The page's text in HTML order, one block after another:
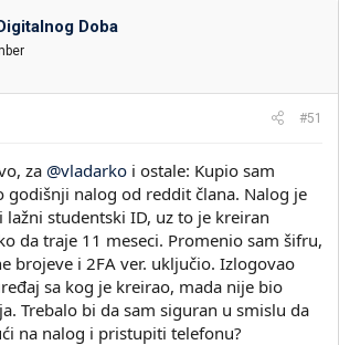
o
e
j
a
Doba
#51
za @vladarko i ostale: Kupio sam
godišnji nalog od reddit člana. Nalog je
lažni studentski ID, uz to je kreiran
da traje 11 meseci. Promenio sam šifru,
brojeve i 2FA ver. uključio. Izlogovao
sa kog je kreirao, mada nije bio
Trebalo bi da sam siguran u smislu da
na nalog i pristupiti telefonu?